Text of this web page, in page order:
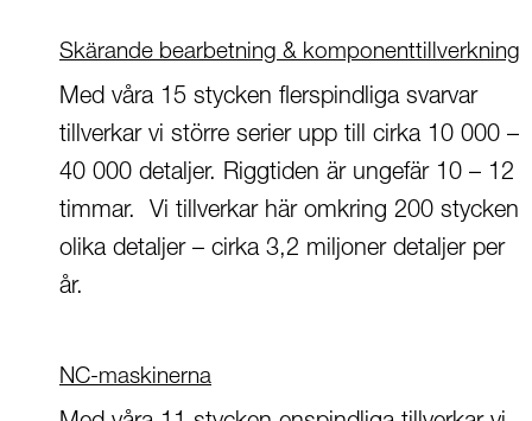
Skärande bearbetning & komponenttillverkning
Med våra 15 stycken flerspindliga svarvar
tillverkar vi större serier upp till cirka 10 000 –
40 000 detaljer. Riggtiden är ungefär 10 – 12
timmar. Vi tillverkar här omkring 200 stycken
olika detaljer – cirka 3,2 miljoner detaljer per
år.
NC-maskinerna